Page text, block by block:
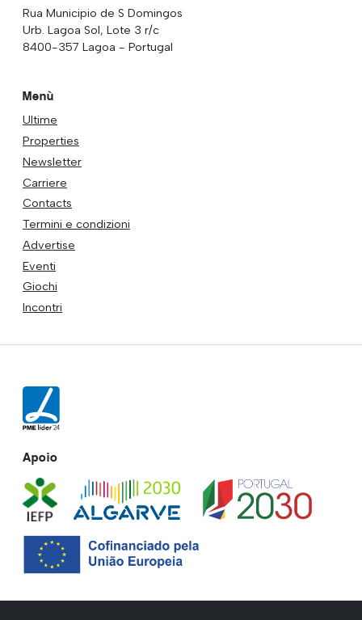
Rua Municipio de S Domingos
Urb. Lagoa Sol, Lote 3 r/c
8400-357 Lagoa - Portugal
Menù
Ultime
Properties
Newsletter
Carriere
Contacts
Termini e condizioni
Advertise
Eventi
Giochi
Incontri
Apoio